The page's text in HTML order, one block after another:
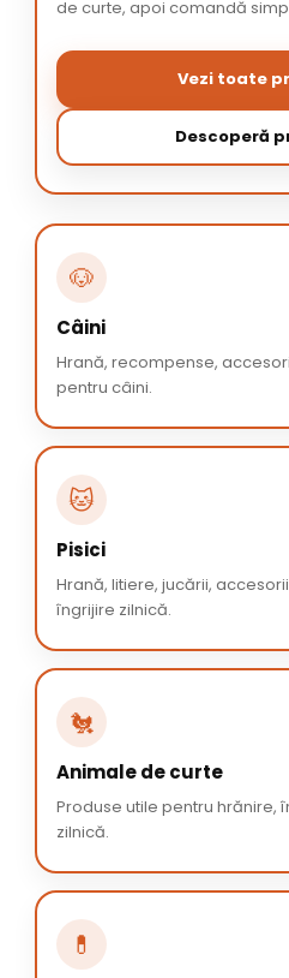
de curte, apoi comandă
Vezi toate
Descoperă
🐶
Câini
Hrană, recompense,
pentru câini.
🐱
Pisici
Hrană, litiere, jucării,
îngrijire zilnică.
🐔
Animale de curte
Produse utile pentru hrănire,
zilnică.
💊